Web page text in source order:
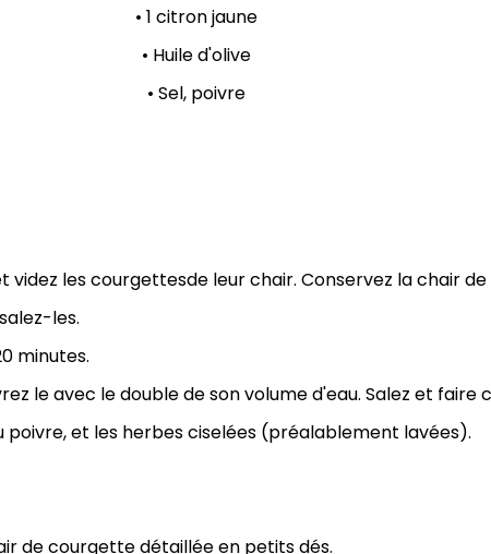
• 1 citron jaune
• Huile d'olive
• Sel, poivre
les courgettesde leur chair. Conservez la chair
les.
minutes.
le avec le double de son volume d'eau. Salez et faire
poivre, et les herbes ciselées (préalablement lavées).
de courgette détaillée en petits dés.